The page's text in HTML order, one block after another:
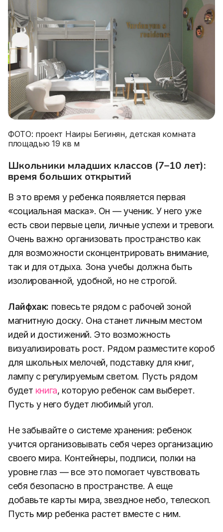
ФОТО: проект Наиры Бегинян, детская комната
площадью 19 кв м
Школьники младших классов (7–10 лет):
время больших открытий
В это время у ребенка появляется первая
«социальная маска». Он — ученик. У него уже
есть свои первые цели, личные успехи и тревоги.
Очень важно организовать пространство как
для возможности сконцентрировать внимание,
так и для отдыха. Зона учебы должна быть
изолированной, удобной, но не строгой.
Лайфхак: повесьте рядом с рабочей зоной
магнитную доску. Она станет личным местом
идей и достижений. Это возможность
визуализировать рост. Рядом разместите короб
для школьных мелочей, подставку для книг,
лампу с регулируемым светом. Пусть рядом
будет книга, которую ребенок сам выберет.
Пусть у него будет любимый угол.
Не забывайте о системе хранения: ребенок
учится организовывать себя через организацию
своего мира. Контейнеры, подписи, полки на
уровне глаз — все это помогает чувствовать
себя безопасно в пространстве. А еще
добавьте карты мира, звездное небо, телескоп.
Пусть мир ребенка растет вместе с ним.